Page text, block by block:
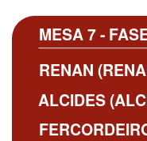
MESA 7 -
RENAN
ALCIDES